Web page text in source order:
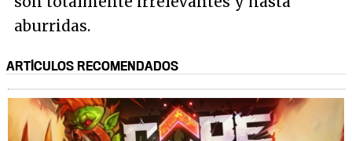
aburridas.
ARTÍCULOS RECOMENDADOS